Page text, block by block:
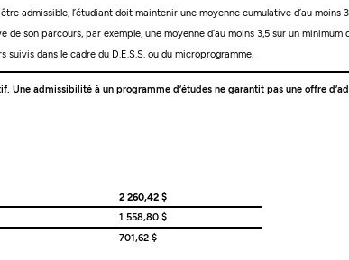
l’étudiant doit maintenir une moyenne cumulative d’au moins
son parcours, par exemple, une moyenne d’au moins 3,5 sur un minimum
dans le cadre du D.E.S.S. ou du microprogramme.
admissibilité à un programme d’études ne garantit pas une offre
2 260,42 $
1 558,80 $
701,62 $